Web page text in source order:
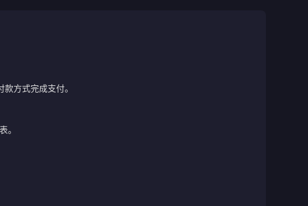
方式完成支付。
。